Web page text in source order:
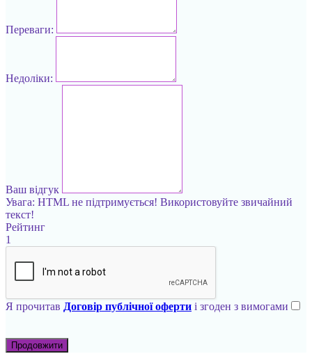
Переваги:
Недоліки:
Ваш відгук
Увага: HTML не підтримується! Використовуйте звичайний
текст!
Рейтинг
1
Я прочитав Договір публічної оферти і згоден з вимогами
Продовжити